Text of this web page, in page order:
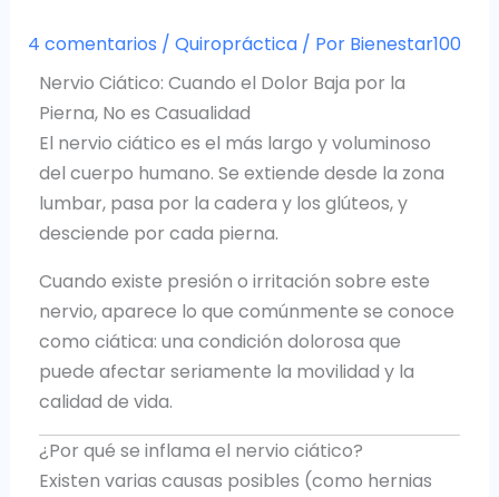
4 comentarios / Quiropráctica/ Por Bienestar100
Nervio Ciático: Cuando el Dolor Baja por la
Pierna, No es Casualidad
El nervio ciático es el más largo y voluminoso
del cuerpo humano. Se extiende desde la zona
lumbar, pasa por la cadera y los glúteos, y
desciende por cada pierna.
Cuando existe presión o irritación sobre este
nervio, aparece lo que comúnmente se conoce
como ciática: una condición dolorosa que
puede afectar seriamente la movilidad y la
calidad de vida.
¿Por qué se inflama el nervio ciático?
Existen varias causas posibles (como hernias